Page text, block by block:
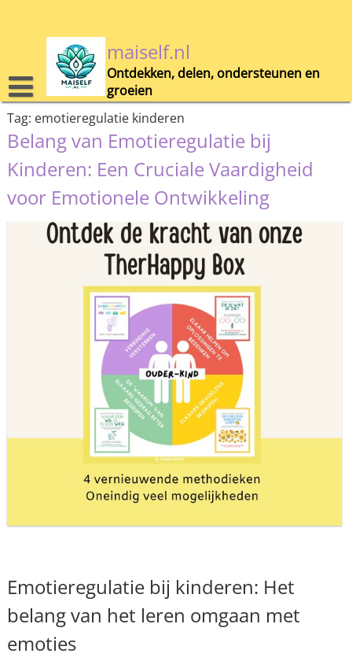
maiself.nl
Ontdekken, delen, ondersteunen en
groeien
Tag: emotieregulatie kinderen
Belang van Emotieregulatie bij
Kinderen: Een Cruciale Vaardigheid
voor Emotionele Ontwikkeling
Emotieregulatie bij kinderen: Het
belang van het leren omgaan met
emoties